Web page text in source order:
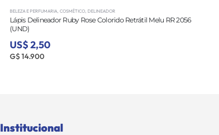
BELEZA E PERFUMARIA COSMÉTICO DELINEADOR
Lápis Delineador Ruby Rose Colorido Retrátil Melu RR 2056
(UND)
US$ 2,50
G$ 14.900
Institucional